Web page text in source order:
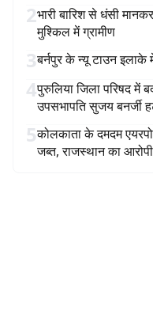
2भारी बारिश से धंसी
मुश्किल में ग्रामीण
3बर्नपुर के न्यू टाउन
4पुरुलिया जिला परिषद में
उपसभापति सुजय बनर्जी
5कोलकाता के दमदम
जब्त, राजस्थान का आरोपी